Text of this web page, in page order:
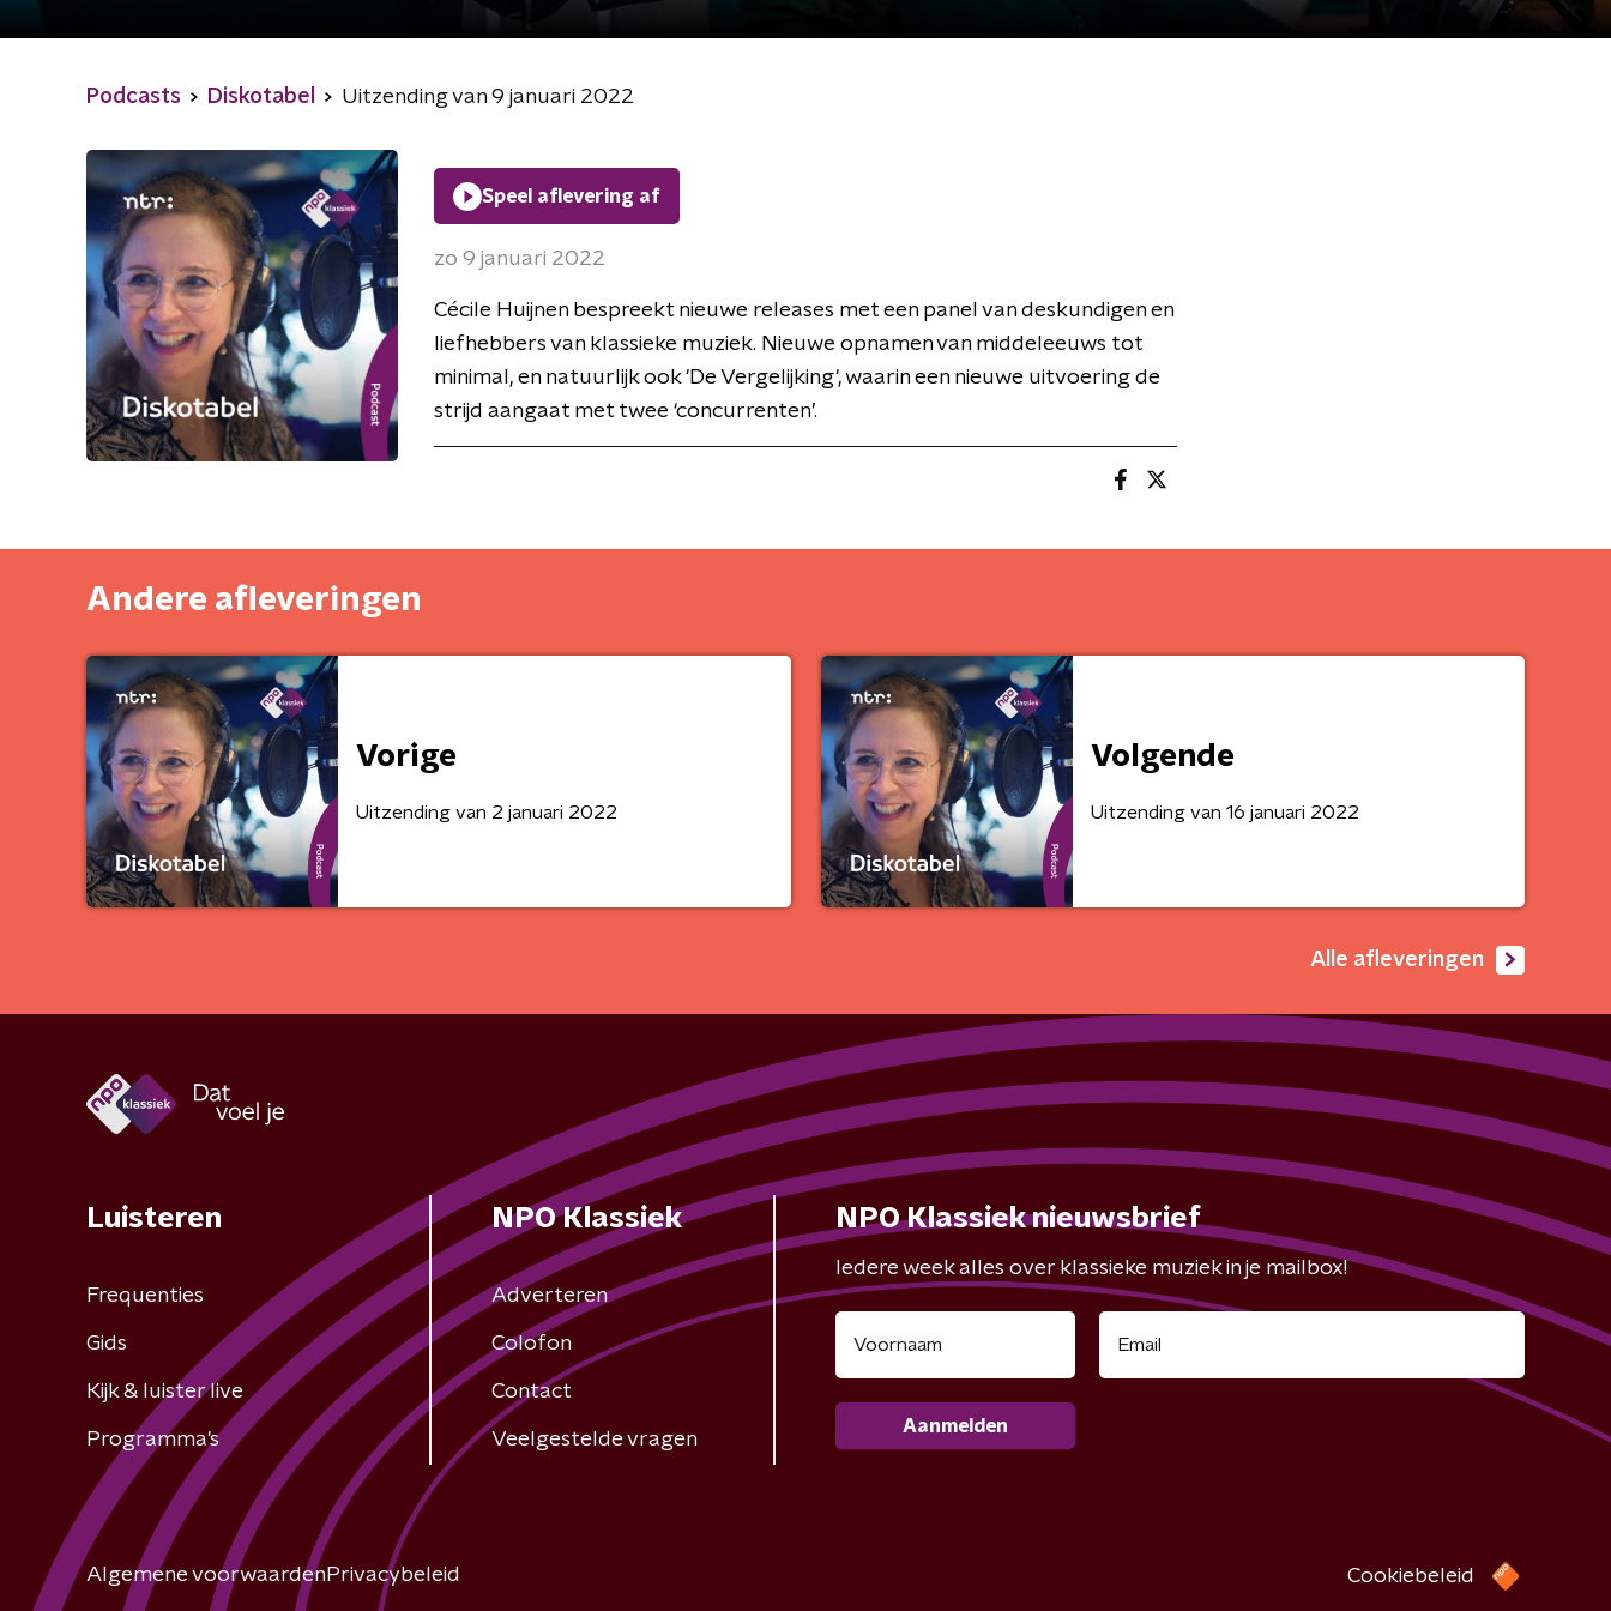
Podcasts Diskotabel Uitzending van 9 januari 2022
Speel aflevering af
zo 9 januari 2022
Cécile Huijnen bespreekt nieuwe releases met een panel van deskundigen en
liefhebbers van klassieke muziek. Nieuwe opnamen van middeleeuws tot
minimal, en natuurlijk ook 'De Vergelijking', waarin een nieuwe uitvoering de
strijd aangaat met twee ‘concurrenten’.
Andere afleveringen
Vorige
Uitzending van 2 januari 2022
Volgende
Uitzending van 16 januari 2022
Alle afleveringen
Luisteren
Frequenties
Gids
Kijk & luister live
Programma's
NPO Klassiek
Adverteren
Colofon
Contact
Veelgestelde vragen
NPO Klassiek nieuwsbrief
Iedere week alles over klassieke muziek in je mailbox!
Aanmelden
Algemene voorwaardenPrivacybeleid Cookiebeleid